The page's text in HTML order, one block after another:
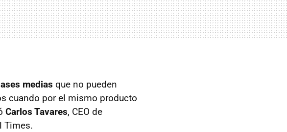
medias que no pueden
cuando por el mismo producto
Carlos Tavares, CEO de
Times.